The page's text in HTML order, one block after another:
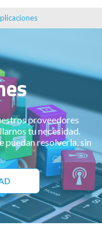
proveedores
tu necesidad.
puedan resolverla, sin